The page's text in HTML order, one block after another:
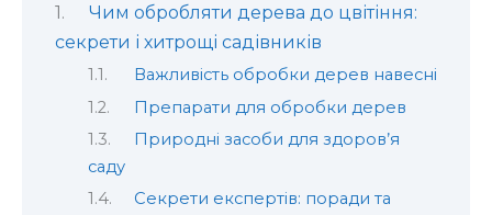
Чим обробляти дерева до цвітіння:
секрети і хитрощі садівників
Важливість обробки дерев навесні
Препарати для обробки дерев
Природні засоби для здоров’я
саду
Секрети експертів: поради та